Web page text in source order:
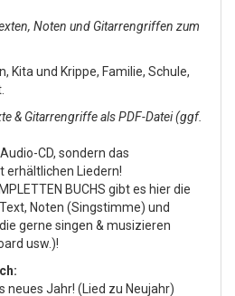
Noten und Gitarrengriffen zum
Kita und Krippe, Familie, Schule,
& Gitarrengriffe als PDF-Datei (ggf.
CD, sondern das
erhältlichen Liedern!
BUCHS gibt es hier die
Noten (Singstimme) und
gerne singen & musizieren
usw.)!
neues Jahr! (Lied zu Neujahr)